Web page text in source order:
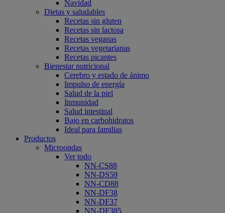
Navidad
Dietas y saludables
Recetas sin gluten
Recetas sin lactosa
Recetas veganas
Recetas vegetarianas
Recetas picantes
Bienestar nutricional
Cerebro y estado de ánimo
Impulso de energía
Salud de la piel
Inmunidad
Salud intestinal
Bajo en carbohidratos
Ideal para familias
Productos
Microondas
Ver todo
NN-CS88
NN-DS59
NN-CD88
NN-DF38
NN-DF37
NN-DF385